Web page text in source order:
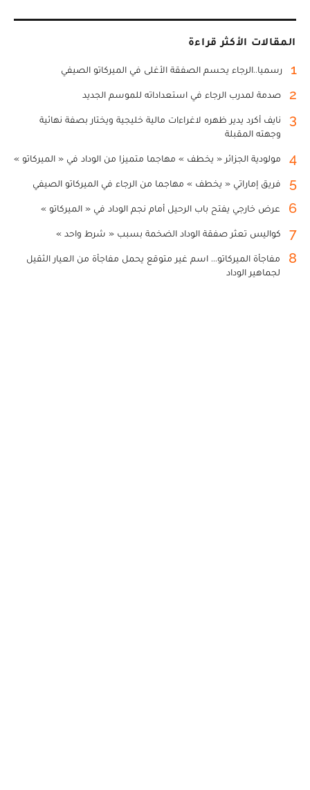
المقالات الأكثر قراءة
1 رسميا..الرجاء يحسم الصفقة الأغلى في الميركاتو الصيفي
2 صدمة لمدرب الرجاء في استعداداته للموسم الجديد
3
نايف أكرد يدير ظهره لاغراءات مالية خليجية ويختار بصفة نهائية
وجهته المقبلة
4 مولودية الجزائر « يخطف » مهاجما متميزا من الوداد في « الميركاتو »
5 فريق إماراتي « يخطف » مهاجما من الرجاء في الميركاتو الصيفي
6 عرض خارجي يفتح باب الرحيل أمام نجم الوداد في « الميركاتو »
7 كواليس تعثر صفقة الوداد الضخمة بسبب « شرط واحد »
8
مفاجأة الميركاتو... اسم غير متوقع يحمل مفاجأة من العيار الثقيل
لجماهير الوداد